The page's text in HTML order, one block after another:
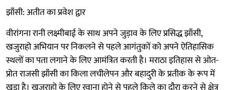
झाँसी: अतीत का प्रवेश द्वार
वीरांगना रानी लक्ष्मीबाई के साथ अपने जुड़ाव के लिए प्रसिद्ध झाँसी,
खजुराहो अभियान पर निकलने से पहले आगंतुकों को अपने ऐतिहासिक
स्थलों का पता लगाने के लिए आमंत्रित करती है। मराठा इतिहास से ओत-
प्रोत राजसी झाँसी का किला लचीलेपन और बहादुरी के प्रतीक के रूप में